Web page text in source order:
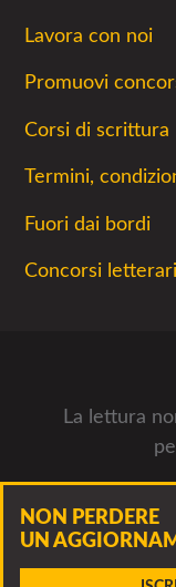
Lavora con noi
Promuovi
Corsi di scrittura
Termini,
Fuori dai bordi
Concorsi
La lettura
Panzarella, via
NON PERDERE
UN